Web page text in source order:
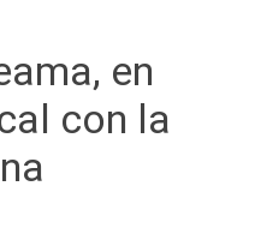
en
con la